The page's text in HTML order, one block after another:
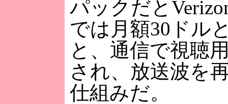
パックだと
では月額30ドル
と、通信で視聴
され、放送波を
仕組みだ。